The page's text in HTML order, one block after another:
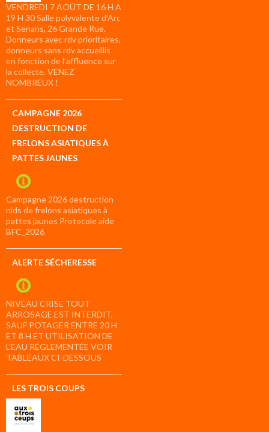
VENDREDI 7 AOÛT DE 16 H A
19 H 30 Salle polyvalente d’Arc
et Senans, 26 Grande Rue.
Donneurs avec rdv prioritaires,
donneurs sans rdv accueillis
en fonction de l’affluence sur
la collecte. VENEZ
NOMBREUX !
CAMPAGNE 2026
DESTRUCTION DE
FRELONS ASIATIQUES À
PATTES JAUNES
Campagne 2026 destruction
nids de frelons asiatiques à
pattes jaunes Protocole aide
BFC_2026
ALERTE SÉCHERESSE
NIVEAU CRISE TOUT
ARROSAGE EST INTERDIT,
SAUF POTAGER ENTRE 20 H
ET 8 H ET UTILISATION DE
L’EAU RÉGLEMENTÉE VOIR
TABLEAUX CI-DESSOUS
LES TROIS COUPS